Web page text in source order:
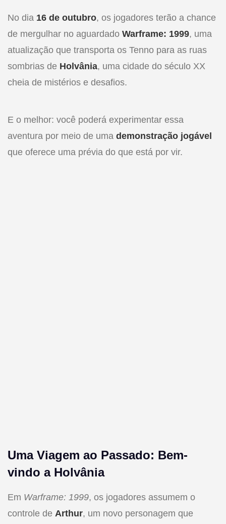
No dia 16 de outubro, os jogadores terão a chance
de mergulhar no aguardado Warframe: 1999, uma
atualização que transporta os Tenno para as ruas
sombrias de Holvânia, uma cidade do século XX
cheia de mistérios e desafios.
E o melhor: você poderá experimentar essa
aventura por meio de uma demonstração jogável
que oferece uma prévia do que está por vir.
Uma Viagem ao Passado: Bem-
vindo a Holvânia
Em Warframe: 1999, os jogadores assumem o
controle de Arthur, um novo personagem que